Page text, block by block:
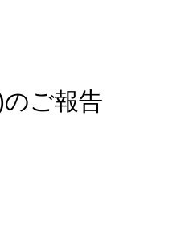
ご報告